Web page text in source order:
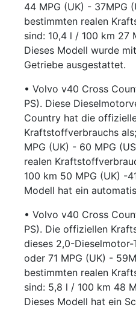
44 MPG (UK) - 37MPG
bestimmten realen
sind: 10,4 l / 100 km 27
Dieses Modell wurde
Getriebe ausgestattet.
• Volvo v40 Cross
PS). Diese
Country hat die
Kraftstoffverbrauchs
MPG (UK) - 60 MPG
realen
100 km 50 MPG (UK) -
Modell hat ein
• Volvo v40 Cross
PS). Die offiziellen
dieses 2,0-
oder 71 MPG (UK) -
bestimmten realen
sind: 5,8 l / 100 km 48
Dieses Modell hat ein